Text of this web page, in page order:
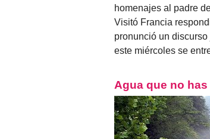
homenajes al padre
Visitó Francia
pronunció un
este miércoles se
Agua que no has